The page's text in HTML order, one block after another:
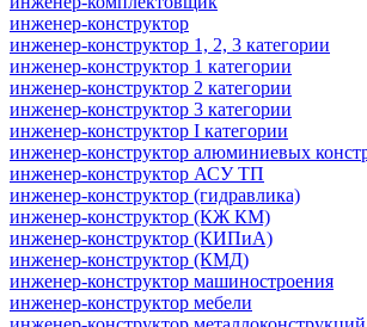
инженер-конструктор
инженер-конструктор 1, 2, 3 категории
инженер-конструктор 1 категории
инженер-конструктор 2 категории
инженер-конструктор 3 категории
инженер-конструктор I категории
инженер-конструктор алюминиевых
инженер-конструктор АСУ ТП
инженер-конструктор (гидравлика)
инженер-конструктор (КЖ КМ)
инженер-конструктор (КИПиА)
инженер-конструктор (КМД)
инженер-конструктор машиностроения
инженер-конструктор мебели